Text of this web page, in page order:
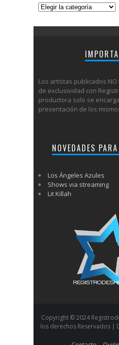
Categorías
Los artistas publicados
de exclusividad con
productora solo se
presentación de los
NOVEDADES
Los Ángeles Azules
Shows via streaming
Lit Killah
Copyright © 2024
los derechos Reservados |